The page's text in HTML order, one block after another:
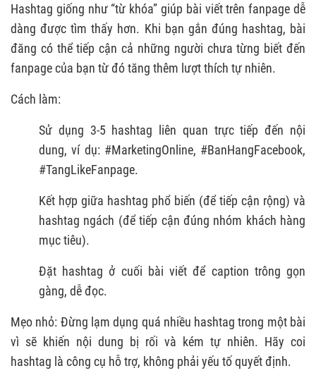
Hashtag giống như “từ khóa” giúp bài viết trên fanpage dễ
dàng được tìm thấy hơn. Khi bạn gắn đúng hashtag, bài
đăng có thể tiếp cận cả những người chưa từng biết đến
fanpage của bạn từ đó tăng thêm lượt thích tự nhiên.
Cách làm:
Sử dụng 3-5 hashtag liên quan trực tiếp đến nội
dung, ví dụ: #MarketingOnline, #BanHangFacebook,
#TangLikeFanpage.
Kết hợp giữa hashtag phổ biến (để tiếp cận rộng) và
hashtag ngách (để tiếp cận đúng nhóm khách hàng
mục tiêu).
Đặt hashtag ở cuối bài viết để caption trông gọn
gàng, dễ đọc.
Mẹo nhỏ: Đừng lạm dụng quá nhiều hashtag trong một bài
vì sẽ khiến nội dung bị rối và kém tự nhiên. Hãy coi
hashtag là công cụ hỗ trợ, không phải yếu tố quyết định.